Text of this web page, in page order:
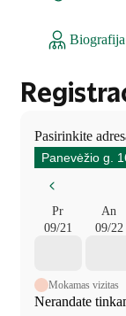
Biografija
Pasirinkite
Panevėžio g.
Pr
09/21
An
09/22
Mokamas vizitas
Nerandate